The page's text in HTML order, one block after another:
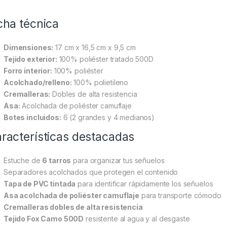
técnica
Dimensiones: 17 cm x 16,5 cm x 9,5 cm
Tejido exterior: 100% poliéster tratado 500D
Forro interior: 100% poliéster
Acolchado/relleno: 100% polietileno
Cremalleras: Dobles de alta resistencia
Asa: Acolchada de poliéster camuflaje
Botes incluidos: 6 (2 grandes y 4 medianos)
destacadas
Estuche de 6 tarros para organizar tus señuelos
Separadores acolchados que protegen el contenido
Tapa de PVC tintada para identificar rápidamente los señuelos
Asa acolchada de poliéster camuflaje para transporte cómodo
Cremalleras dobles de alta resistencia
Tejido Fox Camo 500D resistente al agua y al desgaste